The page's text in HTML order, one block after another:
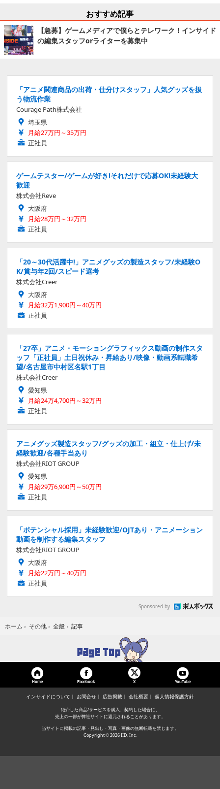
おすすめ記事
【急募】ゲームメディアで僕らとテレワーク！インサイド
の編集スタッフorライターを募集中
「アニメ関連商品の出荷・仕分けスタッフ」人気グッズを扱
う物流作業
Courage Path株式会社
埼玉県
月給27万円～35万円
正社員
ゲームテスター/ゲームが好き!それだけで応募OK!未経験大
歓迎
株式会社Reve
大阪府
月給28万円～32万円
正社員
「20～30代活躍中!」アニメグッズの製造スタッフ/未経験O
K/賞与年2回/スピード選考
株式会社Creer
大阪府
月給32万1,900円～40万円
正社員
「27卒」アニメ・モーショングラフィックス動画の制作スタ
ッフ「正社員」土日祝休み・昇給あり/映像・動画系転職希
望/名古屋市中村区名駅1丁目
株式会社Creer
愛知県
月給24万4,700円～32万円
正社員
アニメグッズ製造スタッフ/グッズの加工・組立・仕上げ/未
経験歓迎/各種手当あり
株式会社RIOT GROUP
愛知県
月給29万6,900円～50万円
正社員
「ポテンシャル採用」未経験歓迎/OJTあり・アニメーション
動画を制作する編集スタッフ
株式会社RIOT GROUP
大阪府
月給22万円～40万円
正社員
Sponsored by
ホーム › その他 › 全般 › 記事
Home Facebook X YouTube
インサイドについて お問合せ 広告掲載 会社概要 個人情報保護方針
紹介した商品/サービスを購入、契約した場合に、
売上の一部が弊社サイトに還元されることがあります。
当サイトに掲載の記事・見出し・写真・画像の無断転載を禁じます。
Copyright © 2026 IID, Inc.